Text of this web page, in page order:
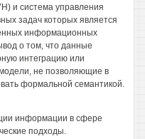
и система управления
задач которых является
информационных
о том, что данные
интеграцию или
не позволяющие в
формальной семантикой.
информации в сфере
подходы.